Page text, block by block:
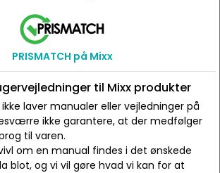
PRISMATCH på Mixx
til Mixx produkter
laver manualer eller vejledninger på
ikke garantere, at der medfølger
til varen.
om en manual findes i det ønskede
blot, og vi vil gøre hvad vi kan for at